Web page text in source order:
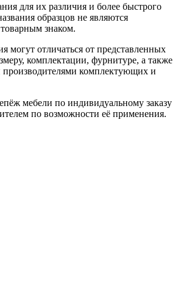
для их различия и более быстрого
образцов не являются
знаком.
могут отличаться от представленных
комплектации, фурнитуре, а также
комплектующих и
мебели по индивидуальному заказу
по возможности её применения.